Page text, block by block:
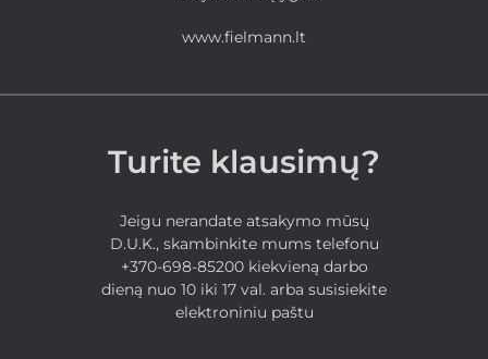
www.fielmann.lt
Turite klausimų?
Jeigu nerandate atsakymo mūsų
D.U.K., skambinkite mums telefonu
+370-698-85200 kiekvieną darbo
dieną nuo 10 iki 17 val. arba susisiekite
elektroniniu paštu